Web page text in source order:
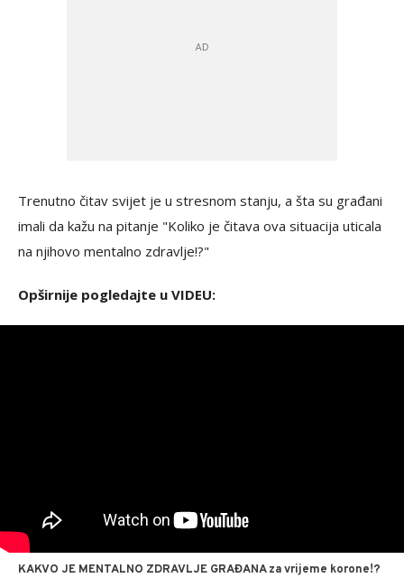
Trenutno čitav svijet je u stresnom stanju, a šta su građani
imali da kažu na pitanje "Koliko je čitava ova situacija uticala
na njihovo mentalno zdravlje!?"
Opširnije pogledajte u VIDEU:
KAKVO JE MENTALNO ZDRAVLJE GRAĐANA za vrijeme korone!?